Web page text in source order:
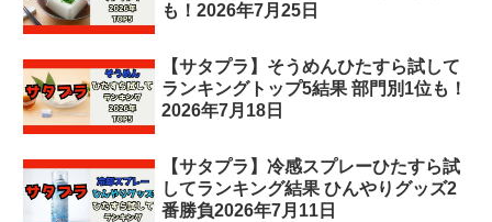
も！2026年7月25日
【サタプラ】そうめんひたすら試して
ランキングトップ5結果 部門別1位も！
2026年7月18日
【サタプラ】冷感スプレーひたすら試
してランキング結果 ひんやりグッズ2
番勝負2026年7月11日